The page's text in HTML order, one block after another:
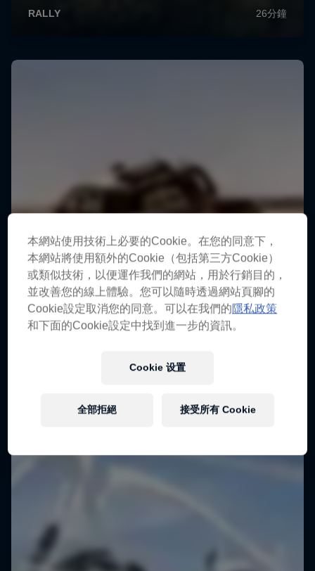
本網站使用技術上必要的Cookie。在您的同意下，
本網站將使用額外的Cookie（包括第三方Cookie）
或類似技術，以便運作我們的網站，用於行銷目的，
並改善您的線上體驗。您可以隨時透過網站頁腳的
Cookie設定取消您的同意。可以在我們的隱私政策
和下面的Cookie設定中找到進一步的資訊。
Cookie 设置
全部拒絕 接受所有 Cookie